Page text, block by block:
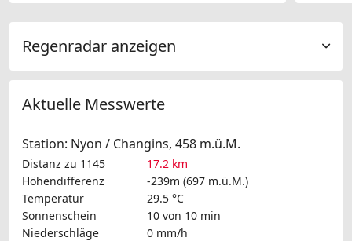
Regenradar anzeigen
Aktuelle Messwerte
Station: Nyon / Changins, 458 m.ü.M.
Distanz zu 1145
17.2 km
Höhendifferenz
-239m (697 m.ü.M.)
Temperatur
29.5 °C
Sonnenschein
10 von 10 min
Niederschläge
0 mm/h